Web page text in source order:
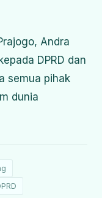
Andra
DPRD dan
semua pihak
dunia